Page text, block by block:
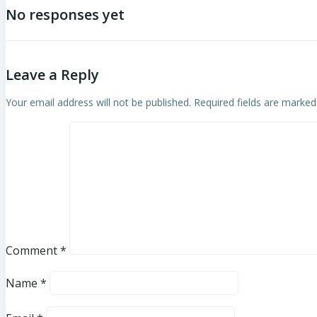
No responses yet
Leave a Reply
Your email address will not be published. Required fields are
Comment*
Name *